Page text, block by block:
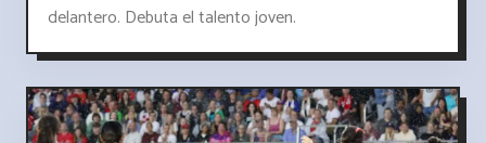
delantero. Debuta el talento joven.